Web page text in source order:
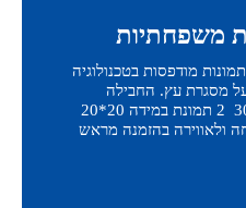
מבצע מיוחד חבילה של כ- 4 תמונות מודפסות בטכנולוגיה
מסגרת עץ. החבילה
ולאווירה בהזמנה מראש